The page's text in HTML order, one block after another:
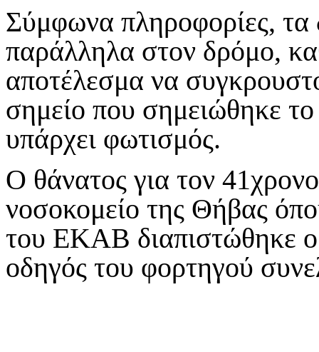
Σύμφωνα πληροφορίες,
παράλληλα στον δρόμο,
αποτέλεσμα να
σημείο που σημειώθηκε
υπάρχει φωτισμός.
Ο θάνατος για τον
νοσοκομείο της Θήβας
του ΕΚΑΒ διαπιστώθηκε
οδηγός του φορτηγού